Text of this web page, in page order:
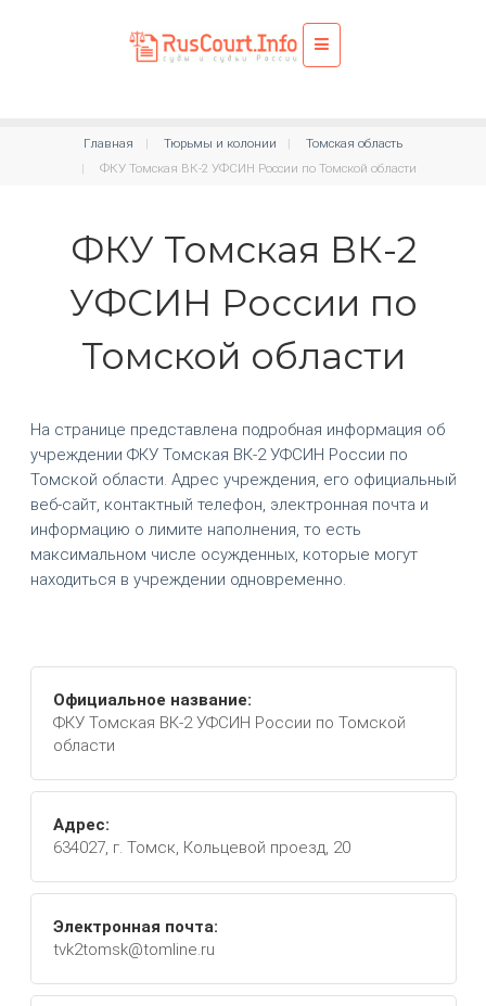
Главная Тюрьмы и колонии
Томская область
ФКУ Томская ВК-2 УФСИН России по Томской области
ФКУ Томская ВК-2
УФСИН России по
Томской области
На странице представлена подробная информация об
учреждении ФКУ Томская ВК-2 УФСИН России по
Томской области. Адрес учреждения, его официальный
веб-сайт, контактный телефон, электронная почта и
информацию о лимите наполнения, то есть
максимальном числе осужденных, которые могут
находиться в учреждении одновременно.
Официальное название:
ФКУ Томская ВК-2 УФСИН России по Томской
области
Адрес:
634027, г. Томск, Кольцевой проезд, 20
Электронная почта:
tvk2tomsk@tomline.ru